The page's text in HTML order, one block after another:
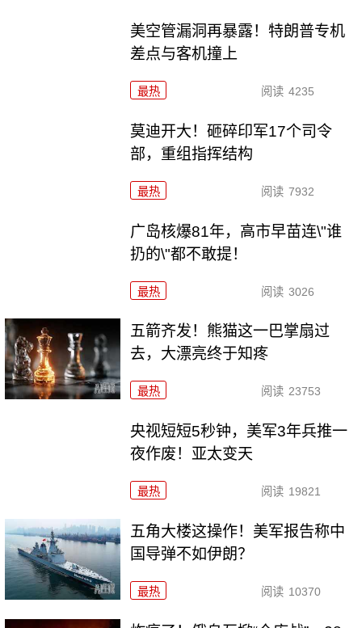
美空管漏洞再暴露！特朗普专机
差点与客机撞上
最热 阅读 4235
莫迪开大！砸碎印军17个司令
部，重组指挥结构
最热 阅读 7932
广岛核爆81年，高市早苗连\"谁
扔的\"都不敢提！
最热 阅读 3026
五箭齐发！熊猫这一巴掌扇过
去，大漂亮终于知疼
最热 阅读 23753
央视短短5秒钟，美军3年兵推一
夜作废！亚太变天
最热 阅读 19821
五角大楼这操作！美军报告称中
国导弹不如伊朗？
最热 阅读 10370